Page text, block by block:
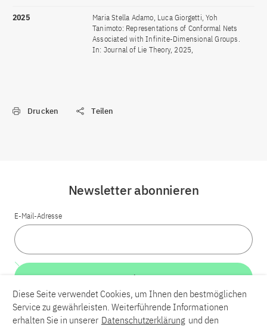
2025
Maria Stella Adamo, Luca Giorgetti, Yoh
Tanimoto: Representations of Conformal Nets
Associated with Infinite-Dimensional Groups.
In: Journal of Lie Theory, 2025,
Drucken Teilen
LinkedInBlueskyYouTube
Newsletter abonnieren
E-Mail-Adresse
Weiter
Diese Seite verwendet Cookies, um Ihnen den bestmöglichen
Service zu gewährleisten. Weiterführende Informationen
erhalten Sie in unserer Datenschutzerklärung und den